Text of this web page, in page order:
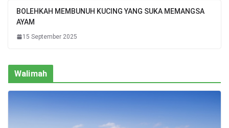
BOLEHKAH MEMBUNUH KUCING YANG SUKA MEMANGSA
AYAM
15 September 2025
Walimah